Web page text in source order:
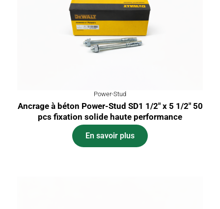
Power-Stud
Ancrage à béton Power-Stud SD1 1/2″ x 5 1/2″ 50
pcs fixation solide haute performance
En savoir plus